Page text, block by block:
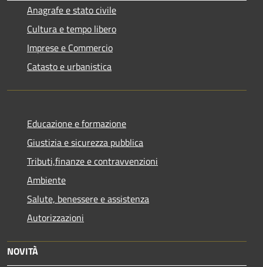
Anagrafe e stato civile
Cultura e tempo libero
Imprese e Commercio
Catasto e urbanistica
Educazione e formazione
Giustizia e sicurezza pubblica
Tributi,finanze e contravvenzioni
Ambiente
Salute, benessere e assistenza
Autorizzazioni
NOVITÀ